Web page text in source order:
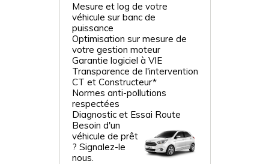
Mesure et log de votre
véhicule sur banc de
puissance
Optimisation sur mesure de
votre gestion moteur
Garantie logiciel à VIE
Transparence de l'intervention
CT et Constructeur*
Normes anti-pollutions
respectées
Diagnostic et Essai Route
Besoin d'un
véhicule de prêt
? Signalez-le
nous.